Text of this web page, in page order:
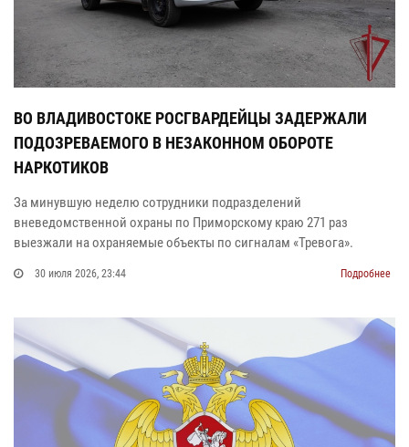
ВО ВЛАДИВОСТОКЕ РОСГВАРДЕЙЦЫ ЗАДЕРЖАЛИ
ПОДОЗРЕВАЕМОГО В НЕЗАКОННОМ ОБОРОТЕ
НАРКОТИКОВ
За минувшую неделю сотрудники подразделений
вневедомственной охраны по Приморскому краю 271 раз
выезжали на охраняемые объекты по сигналам «Тревога».
30 июля 2026, 23:44 Подробнее